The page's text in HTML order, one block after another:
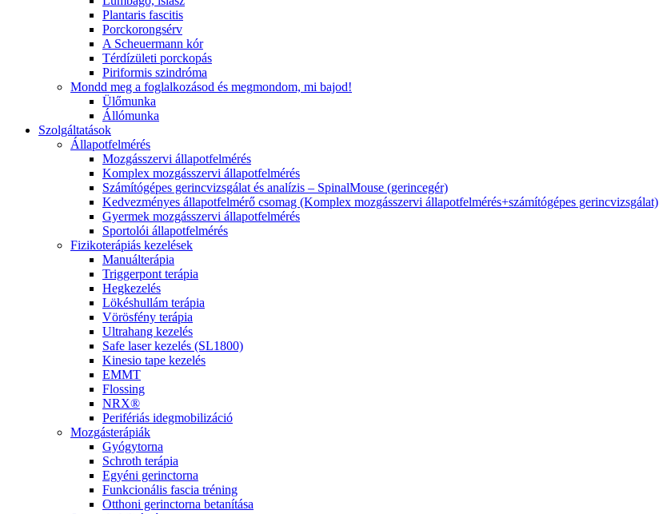
Plantaris fascitis
Porckorongsérv
A Scheuermann kór
Térdízületi porckopás
Piriformis szindróma
Mondd meg a foglalkozásod és megmondom, mi bajod!
Ülőmunka
Állómunka
Szolgáltatások
Állapotfelmérés
Mozgásszervi állapotfelmérés
Komplex mozgásszervi állapotfelmérés
Számítógépes gerincvizsgálat és analízis – SpinalMouse (gerincegér)
Kedvezményes állapotfelmérő csomag (Komplex mozgásszervi állapotfelmérés+számítógépes gerincvizsgálat)
Gyermek mozgásszervi állapotfelmérés
Sportolói állapotfelmérés
Fizikoterápiás kezelések
Manuálterápia
Triggerpont terápia
Hegkezelés
Lökéshullám terápia
Vörösfény terápia
Ultrahang kezelés
Safe laser kezelés (SL1800)
Kinesio tape kezelés
EMMT
Flossing
NRX®
Perifériás idegmobilizáció
Mozgásterápiák
Gyógytorna
Schroth terápia
Egyéni gerinctorna
Funkcionális fascia tréning
Otthoni gerinctorna betanítása